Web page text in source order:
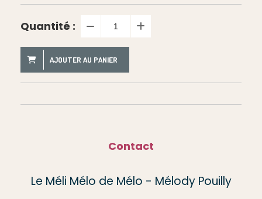
Quantité :
AJOUTER AU PANIER
Contact
Le Méli Mélo de Mélo - Mélody Pouilly